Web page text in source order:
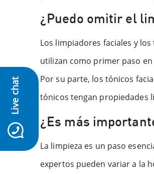
Live chat
icon-whatsapp
¿Puedo omitir el
Los limpiadores faciales y
utilizan como primer paso
Por su parte, los tónicos
tónicos tengan propiedades
¿Es más
La limpieza es un paso
expertos pueden variar a la